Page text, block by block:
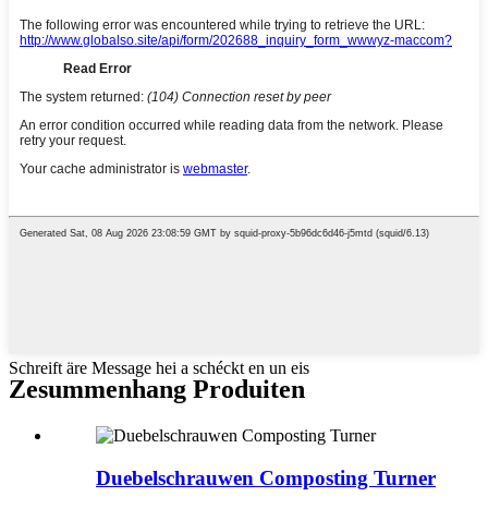
Schreift äre Message hei a schéckt en un eis
Zesummenhang Produiten
Duebelschrauwen Composting Turner